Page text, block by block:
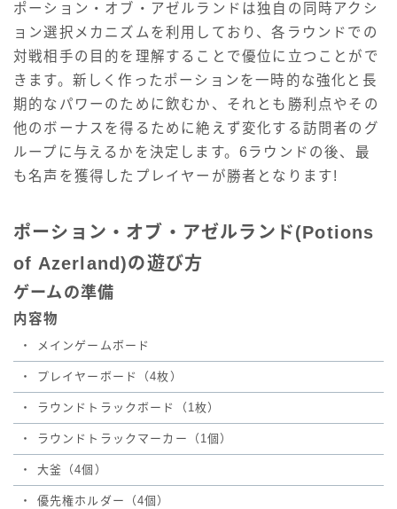
ポーション・オブ・アゼルランドは独自の同時アクシ
ョン選択メカニズムを利用しており、各ラウンドでの
対戦相手の目的を理解することで優位に立つことがで
きます。新しく作ったポーションを一時的な強化と長
期的なパワーのために飲むか、それとも勝利点やその
他のボーナスを得るために絶えず変化する訪問者のグ
ループに与えるかを決定します。6ラウンドの後、最
も名声を獲得したプレイヤーが勝者となります!
ポーション・オブ・アゼルランド(Potions
of Azerland)の遊び方
ゲームの準備
内容物
・ メインゲームボード
・ プレイヤーボード（4枚）
・ ラウンドトラックボード（1枚）
・ ラウンドトラックマーカー（1個）
・ 大釜（4個）
・ 優先権ホルダー（4個）